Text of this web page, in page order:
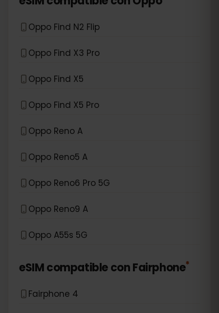
Oppo Find N2 Flip
Oppo Find X3 Pro
Oppo Find X5
Oppo Find X5 Pro
Oppo Reno A
Oppo Reno5 A
Oppo Reno6 Pro 5G
Oppo Reno9 A
Oppo A55s 5G
eSIM compatible conFairphone*
Fairphone 4